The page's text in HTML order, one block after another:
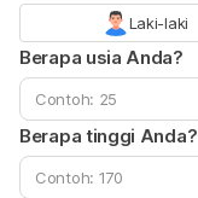
Laki-laki
Berapa usia Anda?
Berapa tinggi Anda?